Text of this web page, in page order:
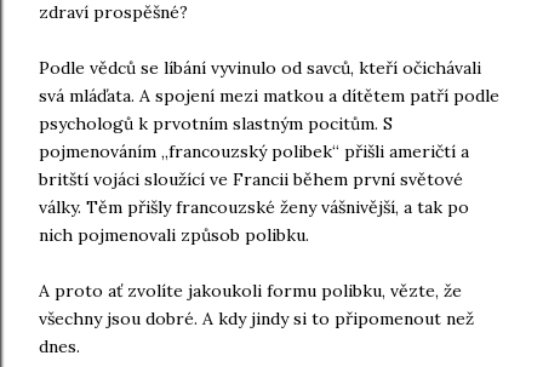
zdraví prospěšné?
Podle vědců se líbání vyvinulo od savců, kteří očichávali
svá mláďata. A spojení mezi matkou a dítětem patří podle
psychologů k prvotním slastným pocitům. S
pojmenováním „francouzský polibek“ přišli američtí a
britští vojáci sloužící ve Francii během první světové
války. Těm přišly francouzské ženy vášnivější, a tak po
nich pojmenovali způsob polibku.
A proto ať zvolíte jakoukoli formu polibku, vězte, že
všechny jsou dobré. A kdy jindy si to připomenout než
dnes.